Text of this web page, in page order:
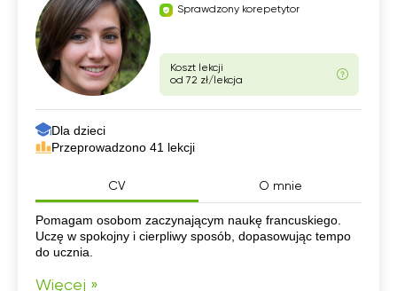
Sprawdzony korepetytor
Koszt lekcji
od 72 zł/lekcja
Dla dzieci
Przeprowadzono 41 lekcji
CV O mnie
CV
Pomagam osobom zaczynającym naukę francuskiego.
Uczę w spokojny i cierpliwy sposób, dopasowując tempo
do ucznia.
Więcej »